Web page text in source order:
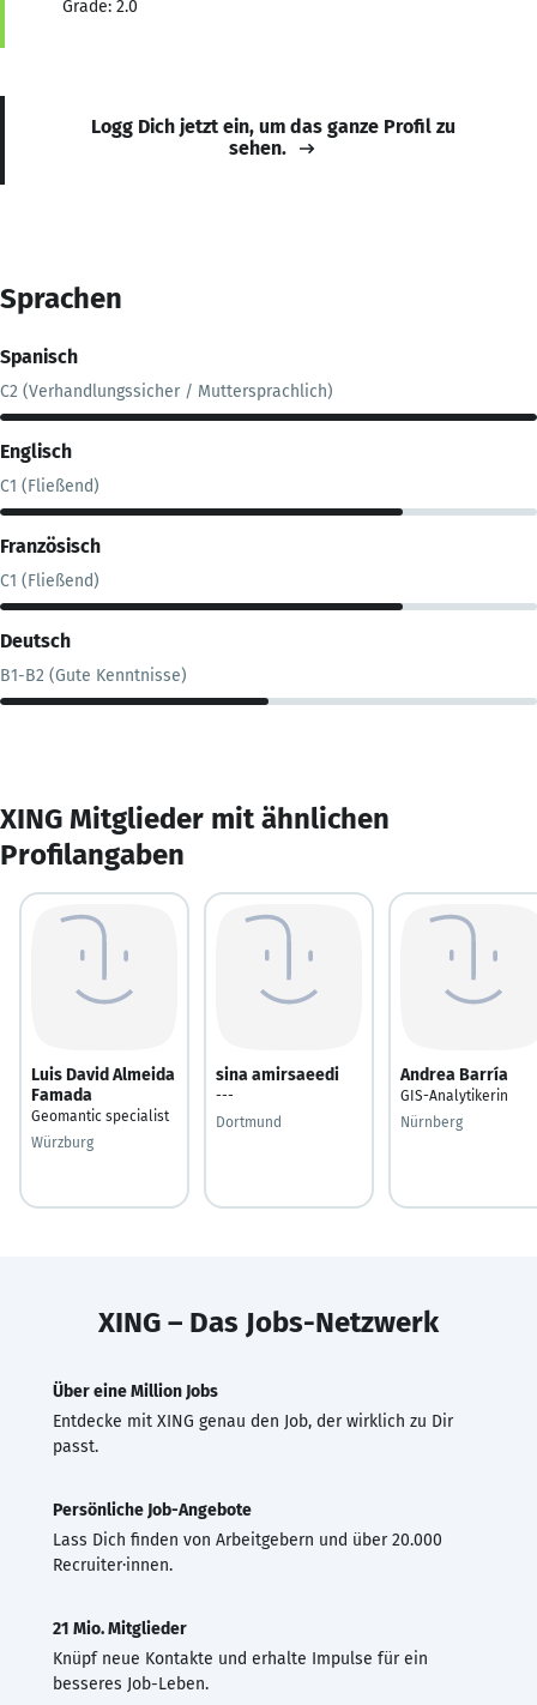
Grade: 2.0
Logg Dich jetzt ein, um das ganze Profil zu
sehen.
Sprachen
Spanisch
C2 (Verhandlungssicher / Muttersprachlich)
Englisch
C1 (Fließend)
Französisch
C1 (Fließend)
Deutsch
B1-B2 (Gute Kenntnisse)
XING Mitglieder mit ähnlichen
Profilangaben
Luis David Almeida
Famada
Geomantic specialist
Würzburg
sina amirsaeedi
---
Dortmund
Andrea Barría
GIS-Analytikerin
Nürnberg
XING – Das Jobs-Netzwerk
Über eine Million Jobs
Entdecke mit XING genau den Job, der wirklich zu Dir
passt.
Persönliche Job-Angebote
Lass Dich finden von Arbeitgebern und über 20.000
Recruiter·innen.
21 Mio. Mitglieder
Knüpf neue Kontakte und erhalte Impulse für ein
besseres Job-Leben.